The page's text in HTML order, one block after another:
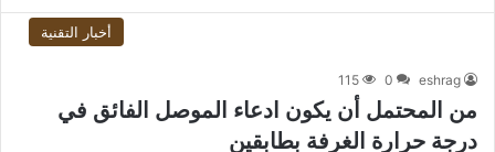
أخبار التقنية
eshrag
0
115
من المحتمل أن يكون ادعاء الموصل الفائق في
درجة حرارة الغرفة بطابقين